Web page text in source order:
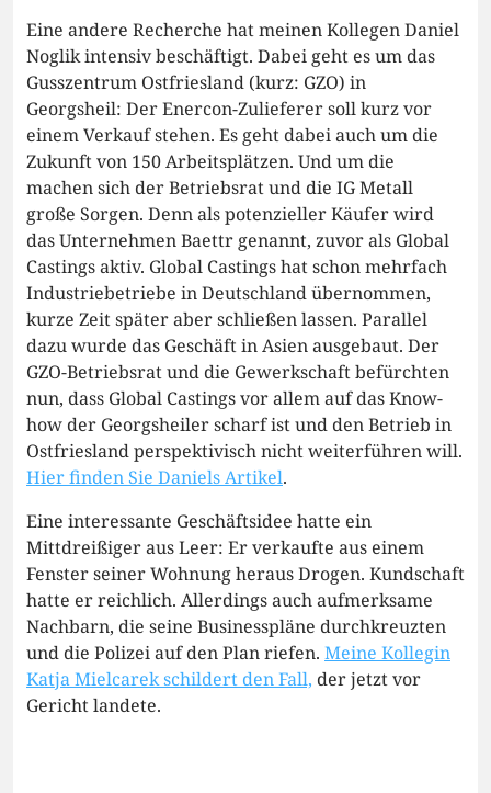
Eine andere Recherche hat meinen Kollegen Daniel
Noglik intensiv beschäftigt. Dabei geht es um das
Gusszentrum Ostfriesland (kurz: GZO) in
Georgsheil: Der Enercon-Zulieferer soll kurz vor
einem Verkauf stehen. Es geht dabei auch um die
Zukunft von 150 Arbeitsplätzen. Und um die
machen sich der Betriebsrat und die IG Metall
große Sorgen. Denn als potenzieller Käufer wird
das Unternehmen Baettr genannt, zuvor als Global
Castings aktiv. Global Castings hat schon mehrfach
Industriebetriebe in Deutschland übernommen,
kurze Zeit später aber schließen lassen. Parallel
dazu wurde das Geschäft in Asien ausgebaut. Der
GZO-Betriebsrat und die Gewerkschaft befürchten
nun, dass Global Castings vor allem auf das Know-
how der Georgsheiler scharf ist und den Betrieb in
Ostfriesland perspektivisch nicht weiterführen will.
Hier finden Sie Daniels Artikel.
Eine interessante Geschäftsidee hatte ein
Mittdreißiger aus Leer: Er verkaufte aus einem
Fenster seiner Wohnung heraus Drogen. Kundschaft
hatte er reichlich. Allerdings auch aufmerksame
Nachbarn, die seine Businesspläne durchkreuzten
und die Polizei auf den Plan riefen. Meine Kollegin
Katja Mielcarek schildert den Fall, der jetzt vor
Gericht landete.